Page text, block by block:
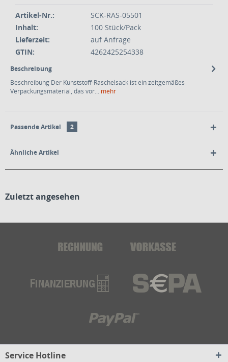
Artikel-Nr.:
SCK-RAS-05501
Inhalt:
100 Stück/Pack
Lieferzeit:
auf Anfrage
GTIN:
4262425254338
Beschreibung
Beschreibung Der Kunststoff-Raschelsack ist ein zeitgemäßes
Verpackungsmaterial, das vor... mehr
Passende Artikel 2
Ähnliche Artikel
Zuletzt angesehen
Service Hotline